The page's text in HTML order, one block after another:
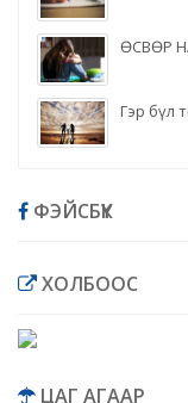
ӨСВӨР
Гэр бүл
ФЭЙСБҮҮК
ХОЛБООС
ЦАГ АГААР